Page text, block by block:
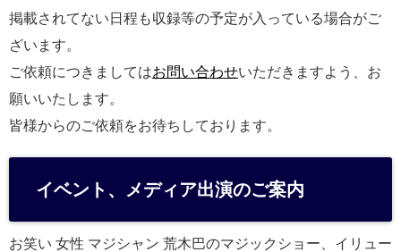
掲載されてない日程も収録等の予定が入っている場合がご
ざいます。
ご依頼につきましてはお問い合わせいただきますよう、お
願いいたします。
皆様からのご依頼をお待ちしております。
イベント、メディア出演のご案内
お笑い 女性 マジシャン 荒木巴のマジックショー、イリュー